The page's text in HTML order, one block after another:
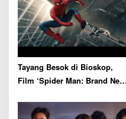
Tayang Besok di Bioskop,
Film ‘Spider Man: Brand New
Office